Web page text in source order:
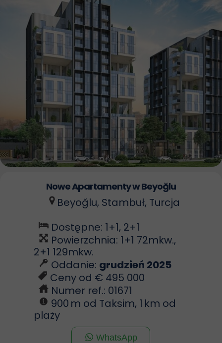
Nowe Apartamentyw Beyoğlu
Beyoğlu, Stambuł, Turcja
Dostępne: 1+1, 2+1
Powierzchnia: 1+1 72mkw.,
2+1 129mkw.
Oddanie: grudzień 2025
Ceny od € 495 000
Numer ref.: 01671
900 m od Taksim, 1 km od
plaży
WhatsApp